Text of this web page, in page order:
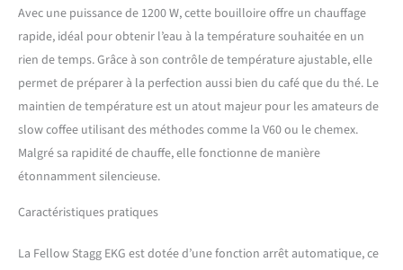
controlled pour—enhancing
saturation for balanced
extraction. An ergonomic
handle feels natural in your
hand, offering a comfortable
pour from the first drop to
the last. EFFORTLESS
PRECISION: With to-the-
degree temperature control
a 82°C green tea, precision is
Avec une puissance de 1200 W, cette bouilloire offre un chauffage
rapide, idéal pour obtenir l’eau à la température souhaitée en un
rien de temps. Grâce à son contrôle de température ajustable, elle
permet de préparer à la perfection aussi bien du café que du thé. Le
maintien de température est un atout majeur pour les amateurs de
slow coffee utilisant des méthodes comme la V60 ou le chemex.
Malgré sa rapidité de chauffe, elle fonctionne de manière
étonnamment silencieuse.
Caractéristiques pratiques
La Fellow Stagg EKG est dotée d’une fonction arrêt automatique, ce